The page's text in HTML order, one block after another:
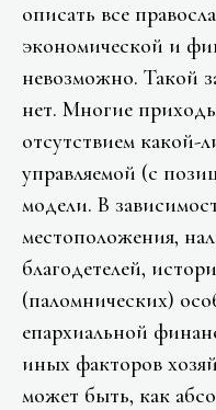
описать все
экономической и
невозможно. Такой
нет. Многие
отсутствием какой-
управляемой (с
модели. В
местоположения,
благодетелей,
(паломнических)
епархиальной
иных факторов
может быть, как